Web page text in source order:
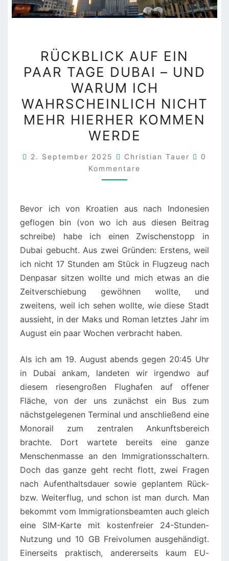
AUF
EIN
PAAR
TAGE
DUBAI
–
UND
WARUM
ICH
WAHRSCHEINLICH
MEHR
HIERHER
KOMMEN
WERDE
RÜCKBLICK AUF EIN
PAAR TAGE DUBAI – UND
WARUM ICH
WAHRSCHEINLICH NICHT
MEHR HIERHER KOMMEN
WERDE
2. September 2025 Christian Tauer
0
Kommentare
Bevor ich von Kroatien aus nach Indonesien
geflogen bin (von wo ich aus diesen Beitrag
schreibe) habe ich einen Zwischenstopp in
Dubai gebucht. Aus zwei Gründen: Erstens, weil
ich nicht 17 Stunden am Stück in Flugzeug nach
Denpasar sitzen wollte und mich etwas an die
Zeitverschiebung gewöhnen wollte, und
zweitens, weil ich sehen wollte, wie diese Stadt
aussieht, in der Maks und Roman letztes Jahr im
August ein paar Wochen verbracht haben.
Als ich am 19. August abends gegen 20:45 Uhr
in Dubai ankam, landeten wir irgendwo auf
diesem riesengroßen Flughafen auf offener
Fläche, von der uns zunächst ein Bus zum
nächstgelegenen Terminal und anschließend eine
Monorail zum zentralen Ankunftsbereich
brachte. Dort wartete bereits eine ganze
Menschenmasse an den Immigrationsschaltern.
Doch das ganze geht recht flott, zwei Fragen
nach Aufenthaltsdauer sowie geplantem Rück-
bzw. Weiterflug, und schon ist man durch. Man
bekommt vom Immigrationsbeamten auch gleich
eine SIM-Karte mit kostenfreier 24-Stunden-
Nutzung und 10 GB Freivolumen ausgehändigt.
Einerseits praktisch, andererseits kaum EU-